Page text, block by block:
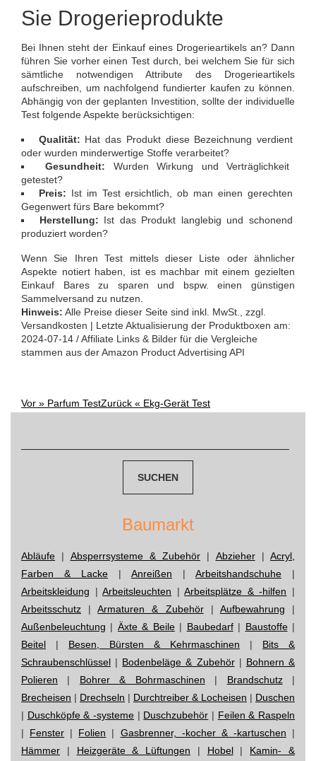
Sie Drogerieprodukte
Bei Ihnen steht der Einkauf eines Drogerieartikels an? Dann
führen Sie vorher einen Test durch, bei welchem Sie für sich
sämtliche notwendigen Attribute des Drogerieartikels
aufschreiben, um nachfolgend fundierter kaufen zu können.
Abhängig von der geplanten Investition, sollte der individuelle
Test folgende Aspekte berücksichtigen:
Qualität: Hat das Produkt diese Bezeichnung verdient
oder wurden minderwertige Stoffe verarbeitet?
Gesundheit: Wurden Wirkung und Verträglichkeit
getestet?
Preis: Ist im Test ersichtlich, ob man einen gerechten
Gegenwert fürs Bare bekommt?
Herstellung: Ist das Produkt langlebig und schonend
produziert worden?
Wenn Sie Ihren Test mittels dieser Liste oder ähnlicher
Aspekte notiert haben, ist es machbar mit einem gezielten
Einkauf Bares zu sparen und bspw. einen günstigen
Sammelversand zu nutzen.
Hinweis: Alle Preise dieser Seite sind inkl. MwSt., zzgl.
Versandkosten | Letzte Aktualisierung der Produktboxen am:
2024-07-14 / Affiliate Links & Bilder für die Vergleiche
stammen aus der Amazon Product Advertising API
navigation
Vor » Parfum TestZurück « Ekg-Gerät Test
Baumarkt
Abläufe | Absperrsysteme & Zubehör | Abzieher| Acryl,
Farben & Lacke | Anreißen | Arbeitshandschuhe |
Arbeitskleidung |Arbeitsleuchten |Arbeitsplätze & -hilfen |
Arbeitsschutz |Armaturen & Zubehör| Aufbewahrung |
Außenbeleuchtung | Äxte & Beile| Baubedarf| Baustoffe|
Beitel | Besen, Bürsten & Kehrmaschinen | Bits &
Schraubenschlüssel | Bodenbeläge & Zubehör| Bohnern &
Polieren | Bohrer & Bohrmaschinen | Brandschutz|
Brecheisen | Drechseln | Durchtreiber & Locheisen | Duschen
| Duschköpfe & -systeme | Duschzubehör | Feilen & Raspeln
| Fenster | Folien | Gasbrenner, -kocher & -kartuschen |
Hämmer | Heizgeräte & Lüftungen | Hobel| Kamin- &